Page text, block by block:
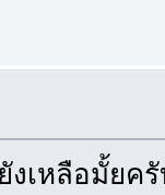
เหลือมั้ยค